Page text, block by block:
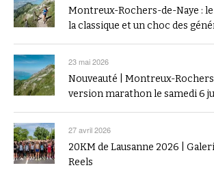
Montreux-Rochers-de-Naye :
la classique et un choc des
23 mai 2026
Nouveauté | Montreux-Rochers
version marathon le samedi 6
27 avril 2026
20KM de Lausanne 2026 |
Reels